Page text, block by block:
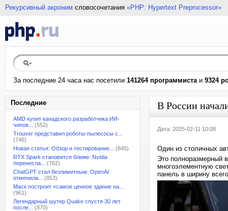
Рекурсивный акроним словосочетания «PHP: Hypertext Preprocessor»
За последние 24 часа нас посетили 141264 программистаи 9324
Последние
AMD купит канадского разработчика ИИ-
чипов...
(552)
Trouver представил роботы-пылесосы с...
(746)
Новая статья: Обзор и тестирование...
(845)
RTX Spark становится ближе: Nvidia
перенесла...
(762)
ChatGPT стал безлимитным: OpenAI
отменила...
(853)
Маск построит «самое ценное здание на...
(961)
Легендарный шутер Quake спустя 30 лет
после...
(870)
В России
Дата: 2025-02-11 10:08
Один из столичных
Это полноразмерный
многоэлементную
панель в ширину